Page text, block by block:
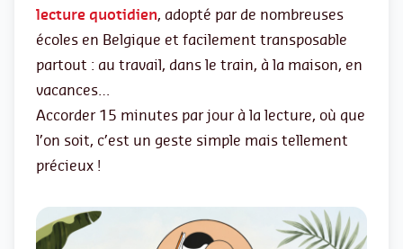
lecture quotidien, adopté par de nombreuses
écoles en Belgique et facilement transposable
partout : au travail, dans le train, à la maison, en
vacances…
Accorder 15 minutes par jour à la lecture, où que
l’on soit, c’est un geste simple mais tellement
précieux !